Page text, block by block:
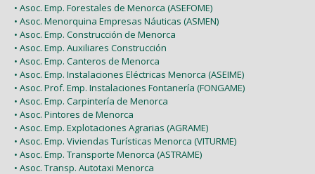
• Asoc. Emp. Forestales de Menorca (ASEFOME)
• Asoc. Menorquina Empresas Náuticas (ASMEN)
• Asoc. Emp. Construcción de Menorca
• Asoc. Emp. Auxiliares Construcción
• Asoc. Emp. Canteros de Menorca
• Asoc. Emp. Instalaciones Eléctricas Menorca (ASEIME)
• Asoc. Prof. Emp. Instalaciones Fontanería (FONGAME)
• Asoc. Emp. Carpintería de Menorca
• Asoc. Pintores de Menorca
• Asoc. Emp. Explotaciones Agrarias (AGRAME)
• Asoc. Emp. Viviendas Turísticas Menorca (VITURME)
• Asoc. Emp. Transporte Menorca (ASTRAME)
• Asoc. Transp. Autotaxi Menorca